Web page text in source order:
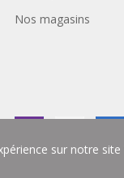
Nos magasins
sur notre site